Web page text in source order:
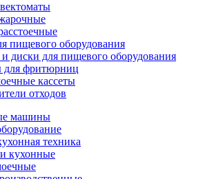
пищевого оборудования
диски для пищевого оборудования
для фритюрниц
кассеты
отходов
машины
техника
кухонные